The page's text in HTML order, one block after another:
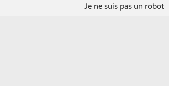
Je ne suis pas un robot